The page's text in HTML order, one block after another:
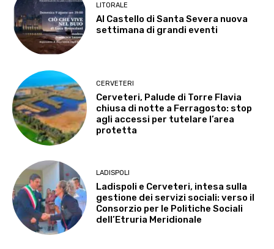
LITORALE
Al Castello di Santa Severa nuova
settimana di grandi eventi
CERVETERI
Cerveteri, Palude di Torre Flavia
chiusa di notte a Ferragosto: stop
agli accessi per tutelare l’area
protetta
LADISPOLI
Ladispoli e Cerveteri, intesa sulla
gestione dei servizi sociali: verso il
Consorzio per le Politiche Sociali
dell’Etruria Meridionale